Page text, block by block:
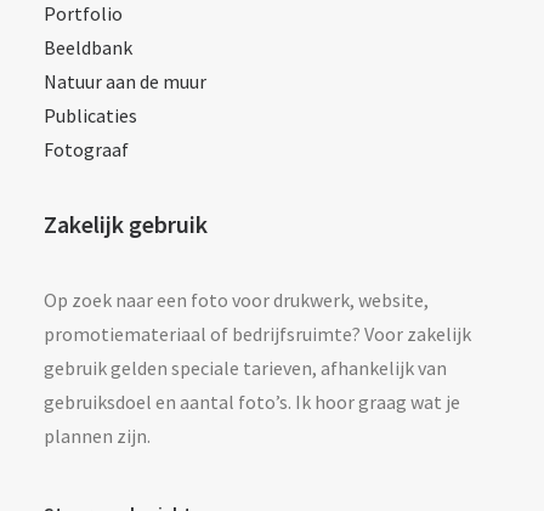
Portfolio
Beeldbank
Natuur aan de muur
Publicaties
Fotograaf
Zakelijk gebruik
Op zoek naar een foto voor drukwerk, website,
promotiemateriaal of bedrijfsruimte? Voor zakelijk
gebruik gelden speciale tarieven, afhankelijk van
gebruiksdoel en aantal foto’s. Ik hoor graag wat je
plannen zijn.